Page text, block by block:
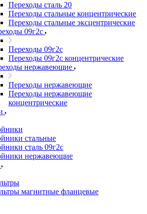
Переходы сталь 20
Переходы стальные концентрические
Переходы стальные эксцентрические
09г2с
Переходы 09г2с
Переходы 09г2с концентрические
нержавеющие
Переходы нержавеющие
Переходы нержавеющие
концентрические
стальные
сталь 09г2с
нержавеющие
магнитные фланцевые